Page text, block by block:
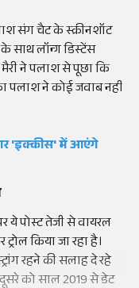
संग चैट के स्क्रीनशॉट
साथ लॉन्ग डिस्टेंस
ने पलाश से पूछा कि
पलाश ने कोई जवाब नहीं
'इक्कीस' में आएंगे
ये पोस्ट तेजी से वायरल
किया जा रहा है।
रहने की सलाह दे रहे
को साल 2019 से डेट